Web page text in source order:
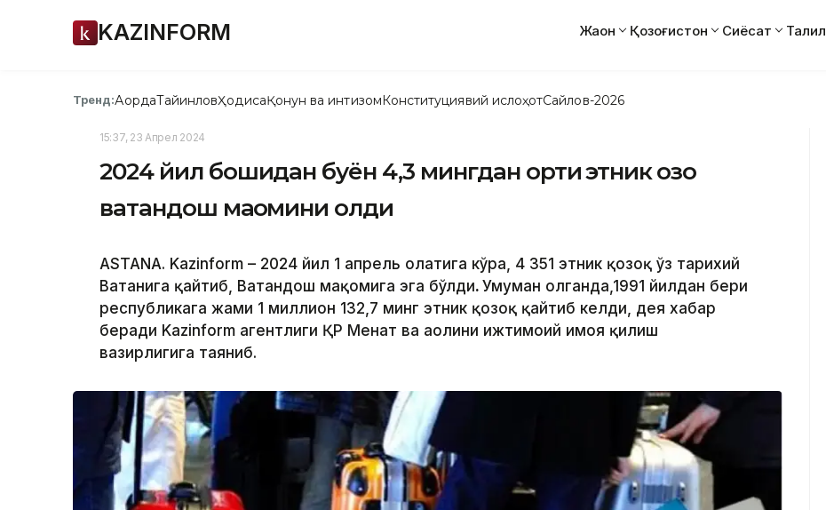
KAZINFORM Жаҳон Қозоғистон Сиёсат Таҳлил
Тренд:АқордаТайинловҲодисаҚонун ва интизомКонституциявий ислоҳотСайлов-2026
15:37, 23 Апрел 2024
2024 йил бошидан буён 4,3 мингдан ортиқ этник қозоқ
ватандош мақомини олди
ASTANA. Kazinform – 2024 йил 1 апрель ҳолатига кўра, 4 351 этник қозоқ ўз тарихий
Ватанига қайтиб, Ватандош мақомига эга бўлди. Умуман олганда,1991 йилдан бери
республикага жами 1 миллион 132,7 минг этник қозоқ қайтиб келди, дея хабар
беради Kazinform агентлиги ҚР Меҳнат ва аҳолини ижтимоий ҳимоя қилиш
вазирлигига таяниб.